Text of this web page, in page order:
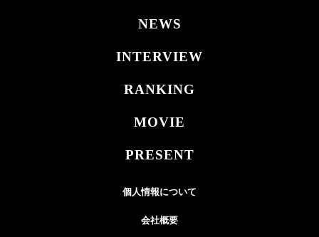
NEWS
INTERVIEW
RANKING
MOVIE
PRESENT
個人情報について
会社概要